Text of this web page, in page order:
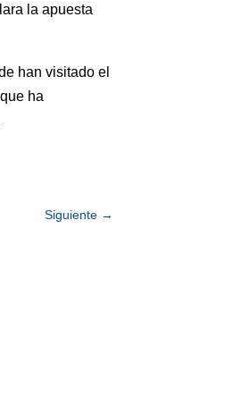
la apuesta
han visitado el
ha
Siguiente→